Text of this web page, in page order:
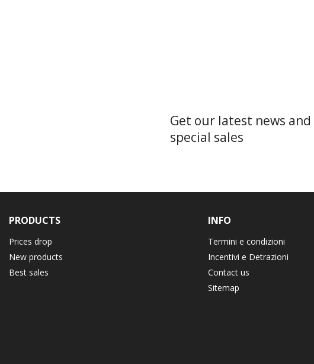
Get our latest news and
special sales
PRODUCTS
Prices drop
New products
Best sales
INFO
Termini e condizioni
Incentivi e Detrazioni
Contact us
Sitemap